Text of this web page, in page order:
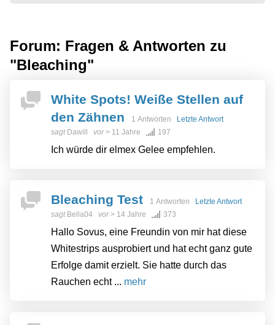
Forum: Fragen & Antworten zu
"Bleaching"
White Spots! Weiße Stellen auf
den Zähnen
1 Antworten
Letzte Antwort
sagt Dawill vor> 11 Jahre 197
Ich würde dir elmex Gelee empfehlen.
Bleaching Test 1 Antworten
Letzte Antwort
sagt Bella04 vor> 14 Jahre 373
Hallo Sovus, eine Freundin von mir hat diese
Whitestrips ausprobiert und hat echt ganz gute
Erfolge damit erzielt. Sie hatte durch das
Rauchen echt ... mehr